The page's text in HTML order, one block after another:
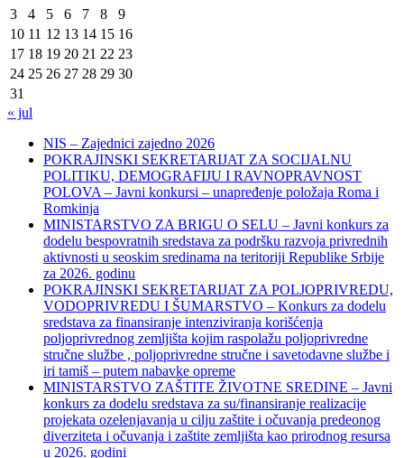
3
4 5 6 7 8
9
10 11 12 13 14 15 16
17 18 19 20 21 22 23
24 25 26 27 28 29 30
31
« jul
NIS – Zajednici zajedno 2026
POKRAJINSKI SEKRETARIJAT ZA SOCIJALNU
POLITIKU, DEMOGRAFIJU I RAVNOPRAVNOST
POLOVA – Javni konkursi – unapređenje položaja Roma i
Romkinja
MINISTARSTVO ZA BRIGU O SELU – Javni konkurs za
dodelu bespovratnih sredstava za podršku razvoja privrednih
aktivnosti u seoskim sredinama na teritoriji Republike Srbije
za 2026. godinu
POKRAJINSKI SEKRETARIJAT ZA POLJOPRIVREDU,
VODOPRIVREDU I ŠUMARSTVO – Konkurs za dodelu
sredstava za finansiranje intenziviranja korišćenja
poljoprivrednog zemljišta kojim raspolažu poljoprivredne
stručne službe , poljoprivredne stručne i savetodavne službe i
iri tamiš ‒ putem nabavke opreme
MINISTARSTVO ZAŠTITE ŽIVOTNE SREDINE – Javni
konkurs za dodelu sredstava za su/finansiranje realizacije
projekata ozelenjavanja u cilju zaštite i očuvanja predeonog
diverziteta i očuvanja i zaštite zemljišta kao prirodnog resursa
u 2026. godini